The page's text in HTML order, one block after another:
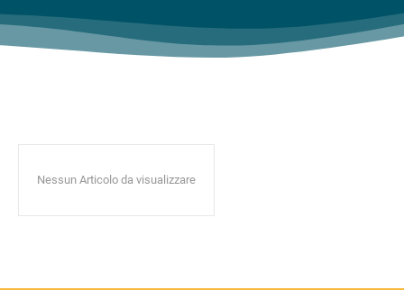
Nessun Articolo da visualizzare